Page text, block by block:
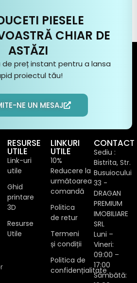
PIESELE
CHIAR DE
ASTĂZI
preț instant pentru a lansa
proiectul tău!
NE UN MESAJ
RESURSE
UTILE
Link-uri
utile
Ghid
printare
3D
Resurse
Utile
LINKURI
UTILE
10%
Reducere la
următoarea
comandă
Politica
de retur
Termeni
și condiții
Politica de
confidențialitate
CONTACT
Sediu :
Bistrita, Str.
Busuiocului
33 -
DRAGAN
PREMIUM
IMOBILIARE
SRL
Luni –
Vineri:
09:00 –
17:00
Sâmbătă: